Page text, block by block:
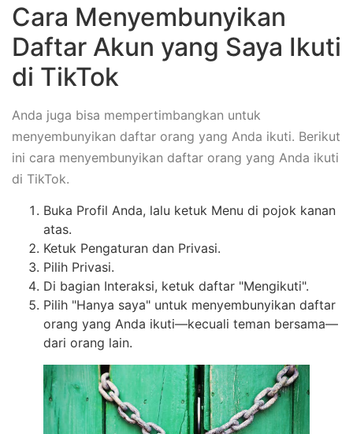
Cara Menyembunyikan
Daftar Akun yang Saya Ikuti
di TikTok
Anda juga bisa mempertimbangkan untuk
menyembunyikan daftar orang yang Anda ikuti. Berikut
ini cara menyembunyikan daftar orang yang Anda ikuti
di TikTok.
Buka Profil Anda, lalu ketuk Menu di pojok kanan
atas.
Ketuk Pengaturan dan Privasi.
Pilih Privasi.
Di bagian Interaksi, ketuk daftar "Mengikuti".
Pilih "Hanya saya" untuk menyembunyikan daftar
orang yang Anda ikuti—kecuali teman bersama—
dari orang lain.